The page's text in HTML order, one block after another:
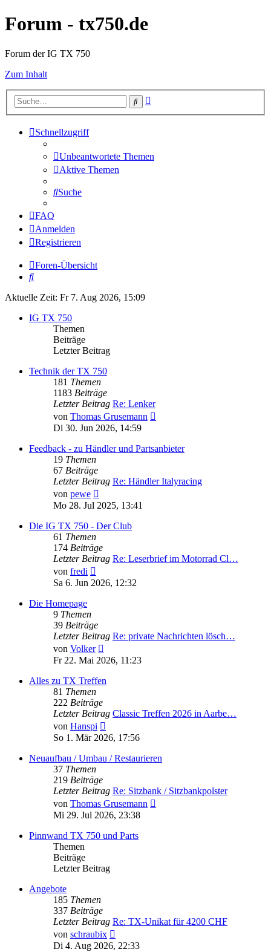
Forum - tx750.de
Forum der IG TX 750
Zum Inhalt
Suche
Schnellzugriff
Unbeantwortete Themen
Aktive Themen
Suche
FAQ
Anmelden
Registrieren
Foren-Übersicht
Suche
Aktuelle Zeit: Fr 7. Aug 2026, 15:09
IG TX 750
Themen
Beiträge
Letzter Beitrag
Technik der TX 750
181 Themen
1183 Beiträge
Letzter Beitrag Re: Lenker
von Thomas Grusemann
Di 30. Jun 2026, 14:59
Feedback - zu Händler und Partsanbieter
19 Themen
67 Beiträge
Letzter Beitrag Re: Händler Italyracing
von pewe
Beitrag
Mo 28. Jul 2025, 13:41
Die IG TX 750 - Der Club
61 Themen
174 Beiträge
Letzter Beitrag Re: Leserbrief im Motorrad Cl…
von fredi
Beitrag
Sa 6. Jun 2026, 12:32
Die Homepage
9 Themen
39 Beiträge
Letzter Beitrag Re: private Nachrichten lösch…
von Volker
Beitrag
Fr 22. Mai 2026, 11:23
Alles zu TX Treffen
81 Themen
222 Beiträge
Letzter Beitrag Classic Treffen 2026 in Aarbe…
von Hanspi
Beitrag
So 1. Mär 2026, 17:56
Neuaufbau / Umbau / Restaurieren
37 Themen
219 Beiträge
Letzter Beitrag Re: Sitzbank / Sitzbankpolster
von Thomas Grusemann
Mi 29. Jul 2026, 23:38
Pinnwand TX 750 und Parts
Themen
Beiträge
Letzter Beitrag
Angebote
185 Themen
337 Beiträge
Letzter Beitrag Re: TX-Unikat für 4200 CHF
von schraubix
Beitrag
Di 4. Aug 2026, 22:33